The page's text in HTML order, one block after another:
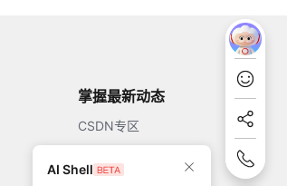
掌握最新动态
CSDN专区
AI Shell